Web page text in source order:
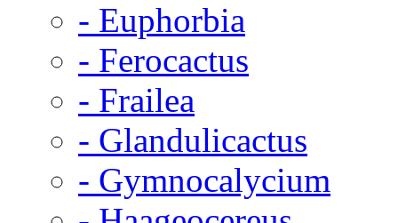
- Euphorbia
- Ferocactus
- Frailea
- Glandulicactus
- Gymnocalycium